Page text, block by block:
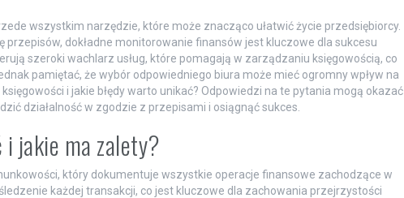
wszystkim narzędzie, które może znacząco ułatwić życie przedsiębiorcy.
przepisów, dokładne monitorowanie finansów jest kluczowe dla sukcesu
szeroki wachlarz usług, które pomagają w zarządzaniu księgowością, co
pamiętać, że wybór odpowiedniego biura może mieć ogromny wpływ na
i jakie błędy warto unikać? Odpowiedzi na te pytania mogą okazać
działalność w zgodzie z przepisami i osiągnąć sukces.
i jakie ma zalety?
który dokumentuje wszystkie operacje finansowe zachodzące w
każdej transakcji, co jest kluczowe dla zachowania przejrzystości